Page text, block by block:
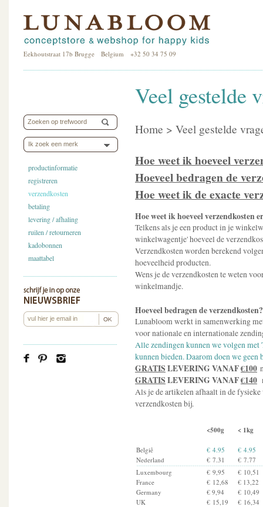
Eekhoutstraat 17b Brugge Belgium +32 50 34 75 09
Ik zoek een merk
productinformatie
registreren
verzendkosten
betaling
levering / afhaling
ruilen / retourneren
kadobonnen
maattabel
Veel gestelde
Home > Veel gestelde
Hoe weet ik hoeveel
Hoeveel bedragen de
Hoe weet ik de exacte
Hoe weet ik hoeveel verzendkosten
Telkens als je een product in je
winkelwagentje' hoeveel de
Verzendkosten worden berekend
hoeveelheid producten.
Wens je de verzendkosten te weten
winkelmandje.
Hoeveel bedragen de verzendkosten?
Lunabloom werkt in samenwerking
voor nationale en internationale
Alle zendingen kunnen we volgen met
kunnen bieden. Daarom doen we geen
GRATIS LEVERING VANAF€100
GRATIS LEVERING VANAF€140
Als je de artikelen afhaalt in de
verzendkosten bij.
<500g < 1kg
Belgiê € 4.95
€ 4.95
Nederland
€ 7.31
€ 7.77
Luxembourg
€ 9,95
€ 10,51
France
€ 12,68
€ 13,22
Germany
€ 9,94
€ 10,49
UK
€ 15,19
€ 16,34